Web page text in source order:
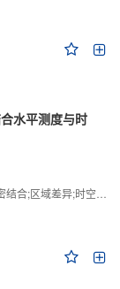
水平测度与时
合;区域差异;时空演化